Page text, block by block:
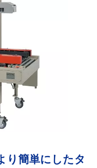
り簡単にしたタ